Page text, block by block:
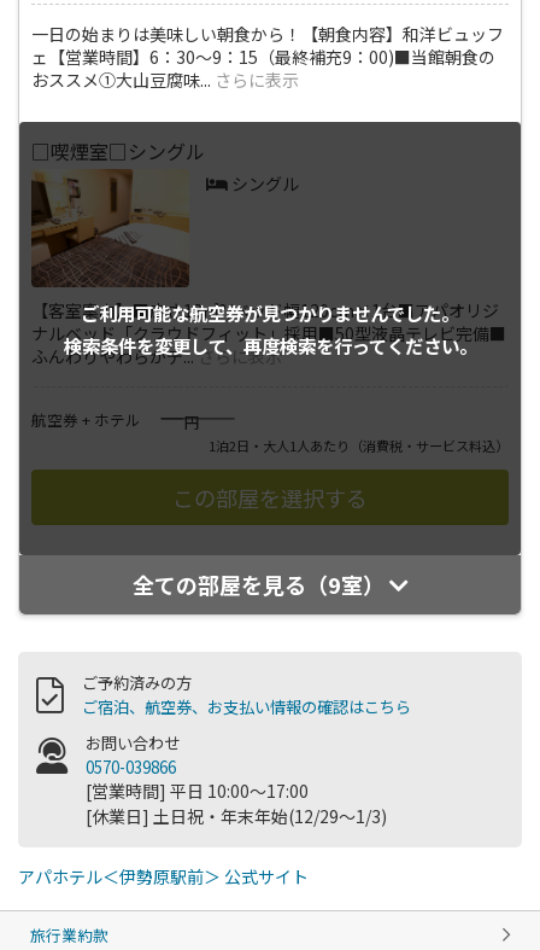
一日の始まりは美味しい朝食から！【朝食内容】和洋ビュッフ
ェ【営業時間】6：30〜9：15（最終補充9：00)■当館朝食の
おススメ①大山豆腐味... さらに表示
ご利用可能な航空券が見つかりませんでした。
検索条件を変更して、再度検索を行ってください。
□喫煙室□シングル
シングル
【客室案内】■広さ13㎡?/ベッド幅120cm×1台■アパオリジ
ナルベッド「クラウドフィット」採用■50型液晶テレビ完備■
ふんわりやわらかデ... さらに表示
航空券 + ホテル ――――円
1泊2日・大人1人あたり （消費税・サービス料込）
全ての部屋を見る（9室）
ご予約済みの方
ご宿泊、航空券、お支払い情報の確認はこちら
お問い合わせ
0570-039866
[営業時間] 平日 10:00～17:00
[休業日] 土日祝・年末年始(12/29～1/3)
アパホテル＜伊勢原駅前＞ 公式サイト
旅行業約款